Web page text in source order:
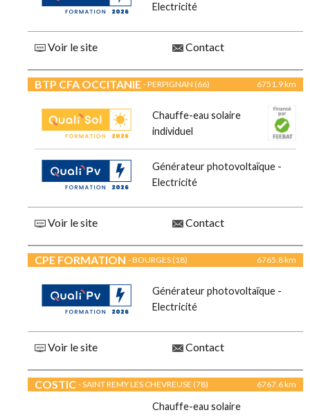
Electricité
Voir le site Contact
BTP CFA OCCITANIE - PERPIGNAN (66) 6751.9 km
Chauffe-eau solaire
individuel
Générateur photovoltaïque -
Electricité
Voir le site Contact
CPE FORMATION - BOURGES (18) 6765.8 km
Générateur photovoltaïque -
Electricité
Voir le site Contact
COSTIC - SAINT REMY LES CHEVREUSE (78) 6767.6 km
Chauffe-eau solaire